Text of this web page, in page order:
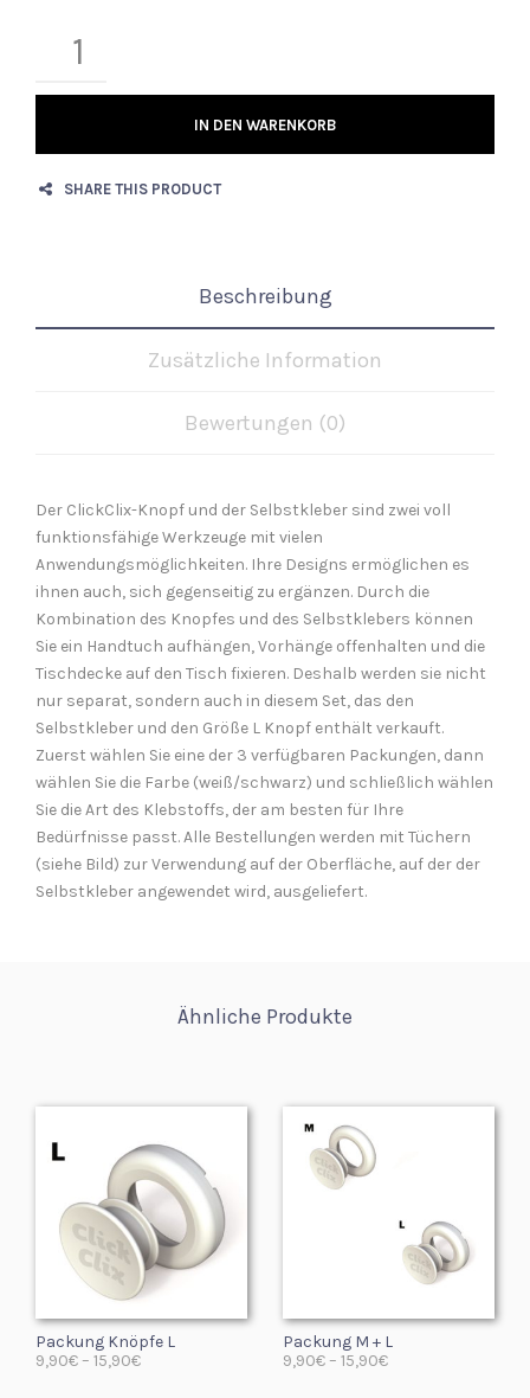
IN DEN WARENKORB
SHARE THIS PRODUCT
Beschreibung
Zusätzliche Information
Bewertungen (0)
Der ClickClix-Knopf und der Selbstkleber sind zwei voll
funktionsfähige Werkzeuge mit vielen
Anwendungsmöglichkeiten. Ihre Designs ermöglichen es
ihnen auch, sich gegenseitig zu ergänzen. Durch die
Kombination des Knopfes und des Selbstklebers können
Sie ein Handtuch aufhängen, Vorhänge offenhalten und die
Tischdecke auf den Tisch fixieren. Deshalb werden sie nicht
nur separat, sondern auch in diesem Set, das den
Selbstkleber und den Größe L Knopf enthält verkauft.
Zuerst wählen Sie eine der 3 verfügbaren Packungen, dann
wählen Sie die Farbe (weiß/schwarz) und schließlich wählen
Sie die Art des Klebstoffs, der am besten für Ihre
Bedürfnisse passt. Alle Bestellungen werden mit Tüchern
(siehe Bild) zur Verwendung auf der Oberfläche, auf der der
Selbstkleber angewendet wird, ausgeliefert.
Ähnliche Produkte
Packung Knöpfe L
9,90€ – 15,90€
Packung M + L
9,90€ – 15,90€